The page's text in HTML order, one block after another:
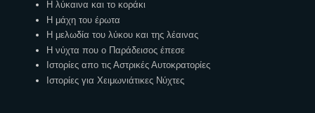
Η λύκαινα και το κοράκι
Η μάχη του έρωτα
Η μελωδία του λύκου και της λέαινας
Η νύχτα που ο Παράδεισος έπεσε
Ιστορίες απο τις Αστρικές Αυτοκρατορίες
Ιστορίες για Χειμωνιάτικες Νύχτες